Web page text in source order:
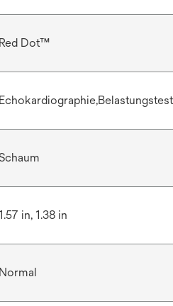
Red Dot™
1.57 in, 1.38 in
Normal